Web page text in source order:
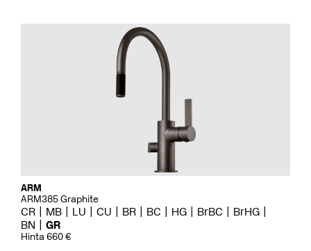
ARM
ARM385 Graphite
CR MB LU CU BR BC HG BrBC
BrHG
BN
GR
Hinta 660 €